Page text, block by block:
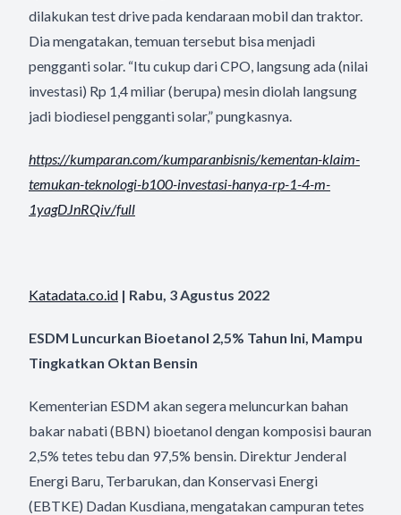
dilakukan test drive pada kendaraan mobil dan traktor.
Dia mengatakan, temuan tersebut bisa menjadi
pengganti solar. “Itu cukup dari CPO, langsung ada (nilai
investasi) Rp 1,4 miliar (berupa) mesin diolah langsung
jadi biodiesel pengganti solar,” pungkasnya.
https://kumparan.com/kumparanbisnis/kementan-klaim-
temukan-teknologi-b100-investasi-hanya-rp-1-4-m-
1yagDJnRQiv/full
Katadata.co.id | Rabu, 3 Agustus 2022
ESDM Luncurkan Bioetanol 2,5% Tahun Ini, Mampu
Tingkatkan Oktan Bensin
Kementerian ESDM akan segera meluncurkan bahan
bakar nabati (BBN) bioetanol dengan komposisi bauran
2,5% tetes tebu dan 97,5% bensin. Direktur Jenderal
Energi Baru, Terbarukan, dan Konservasi Energi
(EBTKE) Dadan Kusdiana, mengatakan campuran tetes